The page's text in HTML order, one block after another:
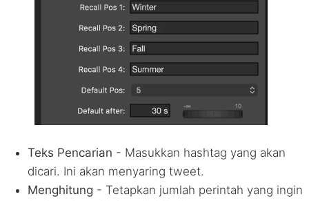
Teks Pencarian - Masukkan hashtag yang akan
dicari. Ini akan menyaring tweet.
Menghitung - Tetapkan jumlah perintah yang ingin